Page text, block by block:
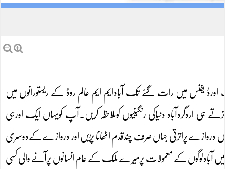
یفنس میں رات گئے تک آبادایم ایم عالم روڈ کے ریستورانوں میں
ہی اردگردآباد دنیاکی رنگینیوں کوملاحظہ کریں۔آپ کویہاں ایک اورہی
دروازے پراترتی جہاں صرف چندقدم اٹھانا پڑیں اور دروازے کےدوسری
آبادلوگوں کے معمولات پرمیرے ملک کے عام انسانوں پرآنے والی کسی